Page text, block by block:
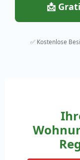
📩
✅ Kostenlose